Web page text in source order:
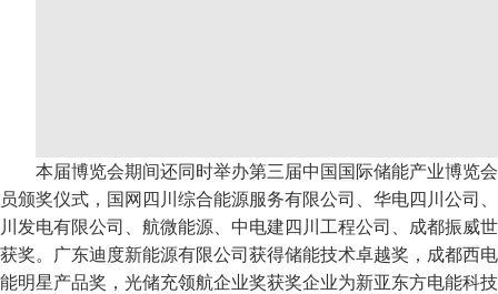
本届博览会期间还同时举办第三届中国国际储能产业博览
员颁奖仪式，国网四川综合能源服务有限公司、华电四川公司
川发电有限公司、航微能源、中电建四川工程公司、成都振威
获奖。广东迪度新能源有限公司获得储能技术卓越奖，成都西
能明星产品奖，光储充领航企业奖获奖企业为新亚东方电能科